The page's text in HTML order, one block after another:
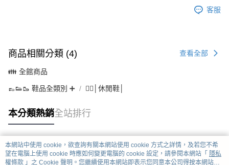
客服
商品相關分類 (4) 查看全部
👪 全館商品
👞👟🥾 鞋品全類別 ➕ 🤹‍♀️│休閒鞋│
本分類熱銷全站排行
熱門標籤
本網站中使用 cookie，欲查詢有關本網站使用 cookie 方式之詳情，及若您不希
望在電腦上使用 cookie 時應如何變更電腦的 cookie 設定，請參閱本網站「 隱私
權條款 」之 Cookie 聲明。您繼續使用本網站即表示您同意本公司得按本網站使